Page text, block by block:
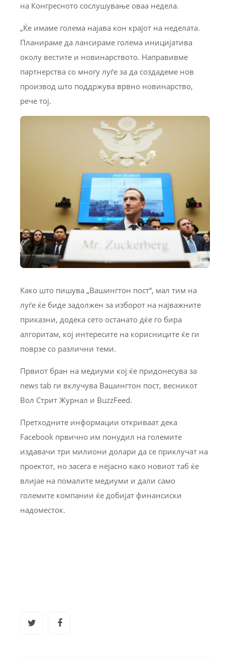
на Конгресното сослушување оваа недела.
„Ќе имаме голема најава кон крајот на неделата.
Планираме да лансираме голема иницијатива
околу вестите и новинарството. Направивме
партнерства со многу луѓе за да создадеме нов
производ што поддржува врвно новинарство,
рече тој.
Како што пишува „Вашингтон пост“, мал тим на
луѓе ќе биде задолжен за изборот на најважните
приказни, додека сето останато дќе го бира
алгоритам, кој интересите на корисниците ќе ги
поврзе со различни теми.
Првиот бран на медиуми кој ќе придонесува за
news tab ги вклучува Вашингтон пост, весникот
Вол Стрит Журнал и BuzzFeed.
Претходните информации откриваат дека
Facebook првично им понудил на големите
издавачи три милиони долари да се приклучат на
проектот, но засега е нејасно како новиот таб ќе
влијае на помалите медиуми и дали само
големите компании ќе добијат финансиски
надоместок.